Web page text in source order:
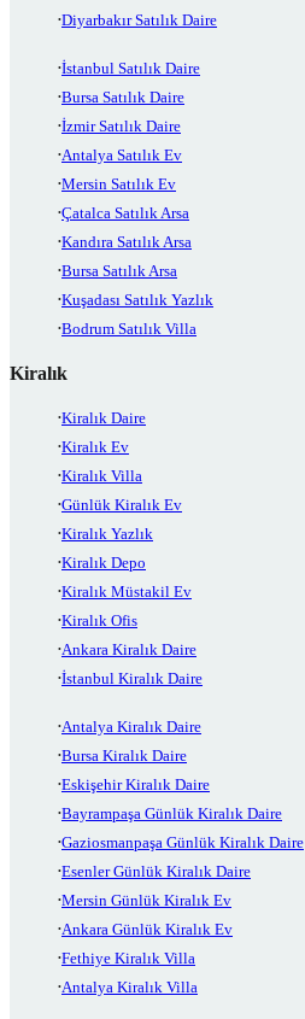
Diyarbakır Satılık Daire
İstanbul Satılık Daire
Bursa Satılık Daire
İzmir Satılık Daire
Antalya Satılık Ev
Mersin Satılık Ev
Çatalca Satılık Arsa
Kandıra Satılık Arsa
Bursa Satılık Arsa
Kuşadası Satılık Yazlık
Bodrum Satılık Villa
Kiralık
Kiralık Daire
Kiralık Ev
Kiralık Villa
Günlük Kiralık Ev
Kiralık Yazlık
Kiralık Depo
Kiralık Müstakil Ev
Kiralık Ofis
Ankara Kiralık Daire
İstanbul Kiralık Daire
Antalya Kiralık Daire
Bursa Kiralık Daire
Eskişehir Kiralık Daire
Bayrampaşa Günlük Kiralık Daire
Gaziosmanpaşa Günlük Kiralık Daire
Esenler Günlük Kiralık Daire
Mersin Günlük Kiralık Ev
Ankara Günlük Kiralık Ev
Fethiye Kiralık Villa
Antalya Kiralık Villa